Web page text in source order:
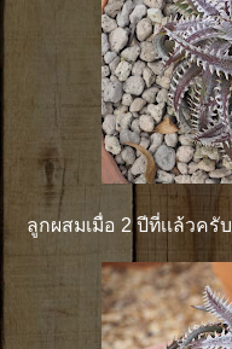
ลูกผสมเมื่อ 2 ปีที่เเล้วครับ